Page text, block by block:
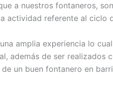
a nuestros fontaneros,
actividad referente al ciclo
amplia experiencia lo
además de ser
un buen fontanero en